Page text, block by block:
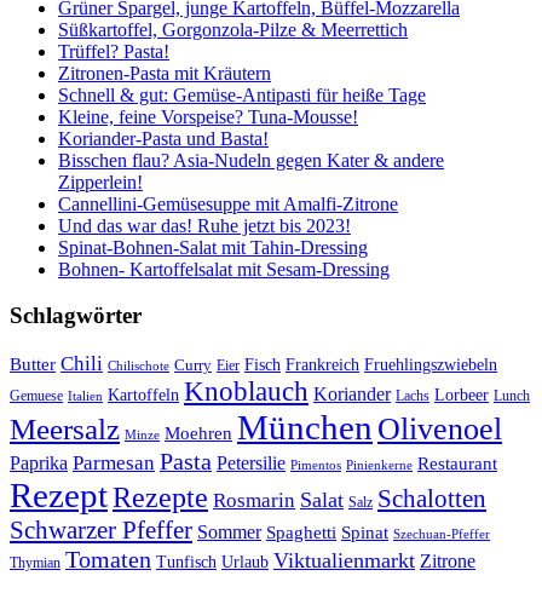
Grüner Spargel, junge Kartoffeln, Büffel-Mozzarella
Süßkartoffel, Gorgonzola-Pilze & Meerrettich
Trüffel? Pasta!
Zitronen-Pasta mit Kräutern
Schnell & gut: Gemüse-Antipasti für heiße Tage
Kleine, feine Vorspeise? Tuna-Mousse!
Koriander-Pasta und Basta!
Bisschen flau? Asia-Nudeln gegen Kater & andere
Zipperlein!
Cannellini-Gemüsesuppe mit Amalfi-Zitrone
Und das war das! Ruhe jetzt bis 2023!
Spinat-Bohnen-Salat mit Tahin-Dressing
Bohnen- Kartoffelsalat mit Sesam-Dressing
Schlagwörter
Butter Chili Chilischote Curry Eier Fisch Frankreich Fruehlingszwiebeln
Gemuese Italien Kartoffeln Knoblauch Koriander Lachs Lorbeer Lunch
Meersalz Minze Moehren München Olivenoel
Paprika Parmesan Pasta Petersilie Pimentos Pinienkerne Restaurant
RezeptRezepte Rosmarin Salat Salz Schalotten
Schwarzer Pfeffer Sommer Spaghetti Spinat Szechuan-Pfeffer
Thymian Tomaten Tunfisch Urlaub Viktualienmarkt Zitrone